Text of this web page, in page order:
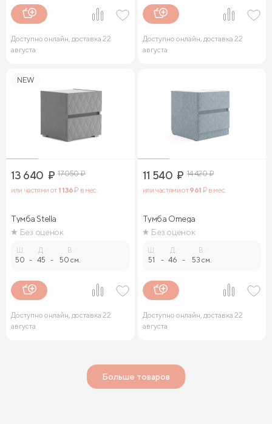
Доступно онлайн, доставка 22
августа
Доступно онлайн, доставка 22
августа
NEW
13 640 ₽ 17 050₽
или частями от1 136₽ в мес.
Тумба Stella
Без оценок
Ш.
50 -
Д.
45 -
В.
50 см.
Доступно онлайн, доставка 22
августа
11 540 ₽ 14 420₽
или частями от961 ₽ в мес.
Тумба Omega
Без оценок
Ш.
51 -
Д.
46 -
В.
53 см.
Доступно онлайн, доставка 22
августа
Больше товаров